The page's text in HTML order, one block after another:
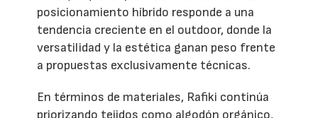
posicionamiento híbrido responde a una
tendencia creciente en el outdoor, donde la
versatilidad y la estética ganan peso frente
a propuestas exclusivamente técnicas.
En términos de materiales, Rafiki continúa
priorizando tejidos como algodón orgánico,